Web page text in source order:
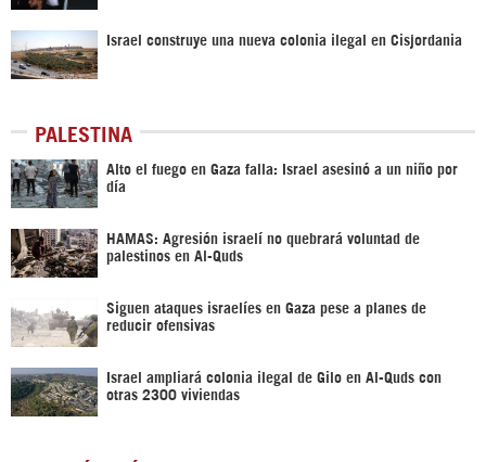
Israel construye una nueva colonia ilegal en Cisjordania
PALESTINA
Alto el fuego en Gaza falla: Israel asesinó a un niño por
día
HAMAS: Agresión israelí no quebrará voluntad de
palestinos en Al-Quds
Siguen ataques israelíes en Gaza pese a planes de
reducir ofensivas
Israel ampliará colonia ilegal de Gilo en Al-Quds con
otras 2300 viviendas